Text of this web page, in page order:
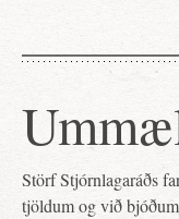
Störf Stjórnlagaráðs
tjöldum og við